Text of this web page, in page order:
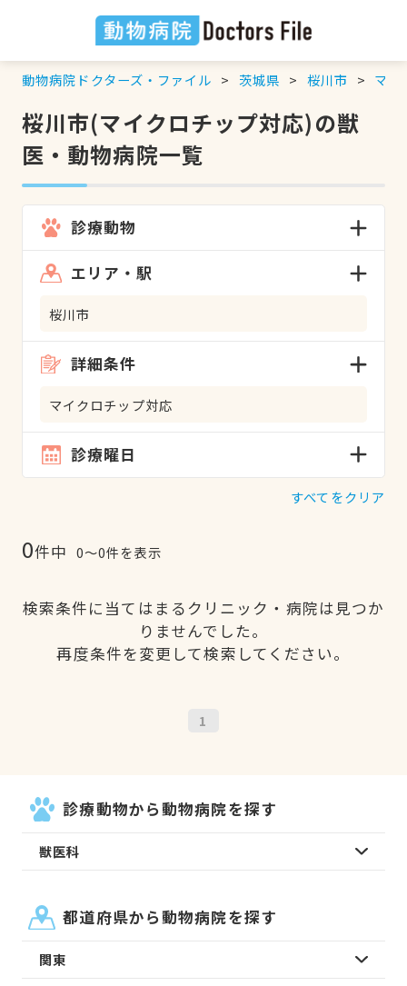
動物病院ドクターズ・ファイル 茨城県 桜川市 マイ
桜川市(マイクロチップ対応)の獣
医・動物病院一覧
診療動物
エリア・駅
桜川市
詳細条件
マイクロチップ対応
診療曜日
すべてをクリア
0件中 0〜0件を表示
検索条件に当てはまるクリニック・病院は見つか
りませんでした。
再度条件を変更して検索してください。
1
診療動物から動物病院を探す
獣医科
都道府県から動物病院を探す
関東